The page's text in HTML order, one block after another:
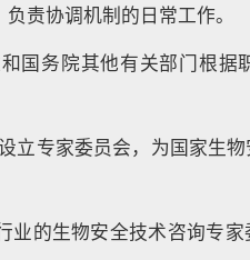
责协调机制的日常工作。
国务院其他有关部门根据
立专家委员会，为国家生
业的生物安全技术咨询专